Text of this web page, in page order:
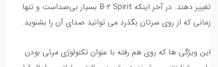
تغییر دهند. در آخر اینکه B-2 Spirit بسیار بی‌صداست و تنها
زمانی که از روی سرتان بگذرد می توانید صدای آن را بشنوید.
این ویژگی ها که روی هم رفته با عنوان تکنولوژی مرئی بودن